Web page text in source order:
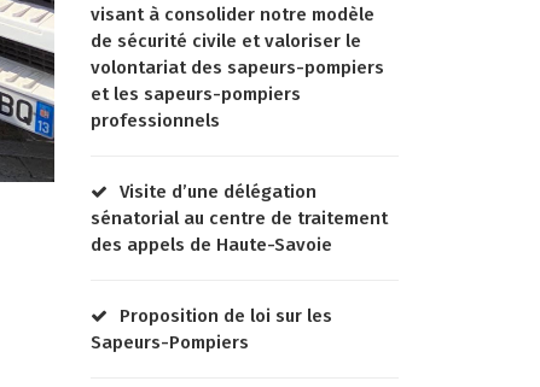
visant à consolider notre modèle
de sécurité civile et valoriser le
volontariat des sapeurs-pompiers
et les sapeurs-pompiers
professionnels
Visite d’une délégation
sénatorial au centre de traitement
des appels de Haute-Savoie
Proposition de loi sur les
Sapeurs-Pompiers